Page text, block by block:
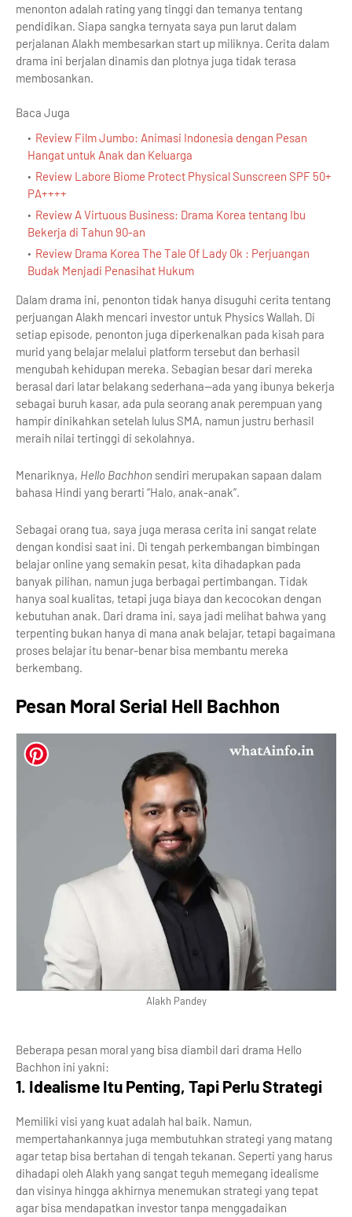
menonton adalah rating yang tinggi dan temanya tentang
pendidikan. Siapa sangka ternyata saya pun larut dalam
perjalanan Alakh membesarkan start up miliknya. Cerita dalam
drama ini berjalan dinamis dan plotnya juga tidak terasa
membosankan.
Baca Juga
Review Film Jumbo: Animasi Indonesia dengan Pesan
Hangat untuk Anak dan Keluarga
Review Labore Biome Protect Physical Sunscreen SPF 50+
PA++++
Review A Virtuous Business: Drama Korea tentang Ibu
Bekerja di Tahun 90-an
Review Drama Korea The Tale Of Lady Ok : Perjuangan
Budak Menjadi Penasihat Hukum
Dalam drama ini, penonton tidak hanya disuguhi cerita tentang
perjuangan Alakh mencari investor untuk Physics Wallah. Di
setiap episode, penonton juga diperkenalkan pada kisah para
murid yang belajar melalui platform tersebut dan berhasil
mengubah kehidupan mereka. Sebagian besar dari mereka
berasal dari latar belakang sederhana—ada yang ibunya bekerja
sebagai buruh kasar, ada pula seorang anak perempuan yang
hampir dinikahkan setelah lulus SMA, namun justru berhasil
meraih nilai tertinggi di sekolahnya.
Menariknya, Hello Bachhon sendiri merupakan sapaan dalam
bahasa Hindi yang berarti “Halo, anak-anak”.
Sebagai orang tua, saya juga merasa cerita ini sangat relate
dengan kondisi saat ini. Di tengah perkembangan bimbingan
belajar online yang semakin pesat, kita dihadapkan pada
banyak pilihan, namun juga berbagai pertimbangan. Tidak
hanya soal kualitas, tetapi juga biaya dan kecocokan dengan
kebutuhan anak. Dari drama ini, saya jadi melihat bahwa yang
terpenting bukan hanya di mana anak belajar, tetapi bagaimana
proses belajar itu benar-benar bisa membantu mereka
berkembang.
Pesan Moral Serial Hell Bachhon
Alakh Pandey
Beberapa pesan moral yang bisa diambil dari drama Hello
Bachhon ini yakni:
1. Idealisme Itu Penting, Tapi Perlu Strategi
Memiliki visi yang kuat adalah hal baik. Namun,
mempertahankannya juga membutuhkan strategi yang matang
agar tetap bisa bertahan di tengah tekanan. Seperti yang harus
dihadapi oleh Alakh yang sangat teguh memegang idealisme
dan visinya hingga akhirnya menemukan strategi yang tepat
agar bisa mendapatkan investor tanpa menggadaikan